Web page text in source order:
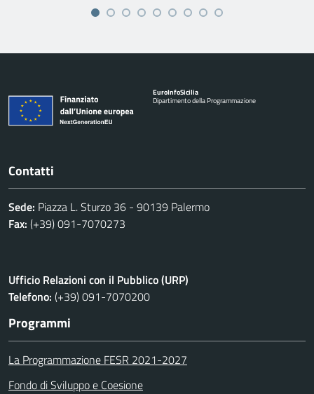
EuroInfoSicilia
Dipartimento della Programmazione
Contatti
Sede: Piazza L. Sturzo 36 - 90139 Palermo
Fax: (+39) 091-7070273
Ufficio Relazioni con il Pubblico (URP)
Telefono: (+39) 091-7070200
Programmi
La Programmazione FESR 2021-2027
Fondo di Sviluppo e Coesione